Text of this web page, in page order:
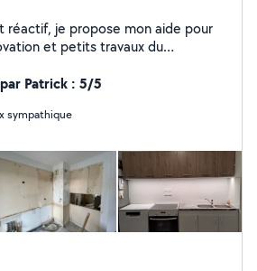
réactif, je propose mon aide pour
et petits travaux du
Je m'adapte à vos besoins et je
efficacité et bonne humeur.
de meubles (IKEA, Conforama,
électroménager (four
de cuisson, hotte, etc) -
de travail - Pose de crédence -
ELECTRICITÉ -
Patrick : 5/5
sympathique